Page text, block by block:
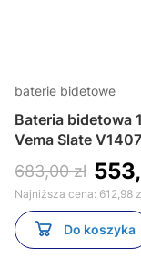
baterie bidetowe
Bateria bidetowa
Vema Slate
683,00 zł
Najniższa cena: 612,98
Do koszyka